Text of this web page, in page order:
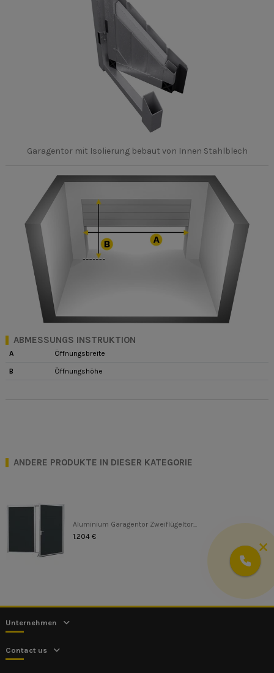
Garagentor mit Isolierung bebaut von Innen Stahlblech
ABMESSUNGS INSTRUKTION
A Öffnungsbreite
B Öffnungshöhe
ANDERE PRODUKTE IN DIESER KATEGORIE
Aluminium Garagentor Zweiflügeltor...
1.204 €
Unternehmen
Contact us